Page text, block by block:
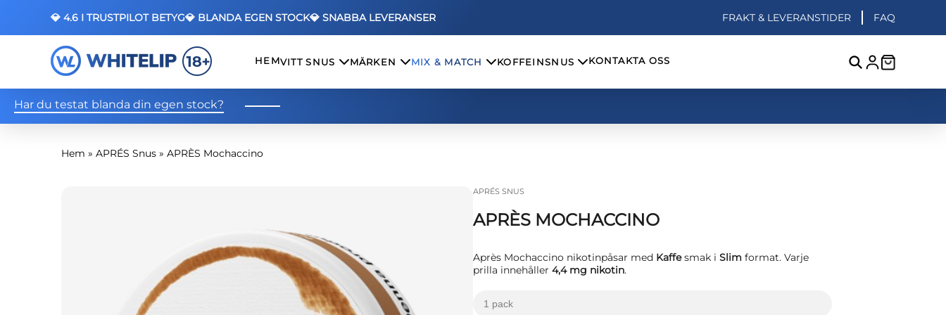
💎 4.6 I TRUSTPILOT BETYG💎 BLANDA EGEN STOCK💎 SNABBA LEVERANSER FRAKT & LEVERANSTIDER FAQ
HEMVITT SNUS MÄRKEN MIX & MATCH KOFFEINSNUS KONTAKTA OSS
Har du testat blanda din egen stock?
Hem » APRÉS Snus » APRÈS Mochaccino
APRÉS SNUS
APRÈS MOCHACCINO
Après Mochaccino nikotinpåsar med Kaffesmak i Slim format. Varje
prilla innehåller 4,4 mg nikotin.
1 pack